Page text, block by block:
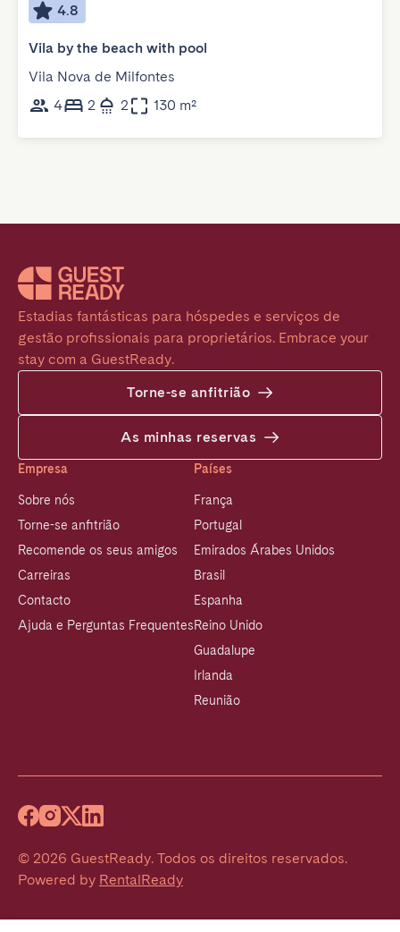
4.8
Vila by the beach with pool
Vila Nova de Milfontes
4
2 2 130 m²
Estadias fantásticas para hóspedes e serviços de
gestão profissionais para proprietários. Embrace your
stay com a GuestReady.
Torne-se anfitrião
As minhas reservas
Empresa
Sobre nós
Torne-se anfitrião
Recomende os seus amigos
Carreiras
Contacto
Ajuda e Perguntas Frequentes
Países
França
Portugal
Emirados Árabes Unidos
Brasil
Espanha
Reino Unido
Guadalupe
Irlanda
Reunião
© 2026 GuestReady. Todos os direitos reservados.
Powered by RentalReady